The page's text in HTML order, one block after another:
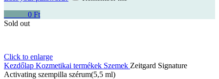
0 Ft
Sold out
Click to enlarge
Kezdőlap Kozmetikai termékek Szemek Zeitgard Signature
Activating szempilla szérum(5,5 ml)